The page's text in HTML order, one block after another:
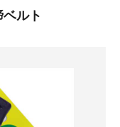
ルト